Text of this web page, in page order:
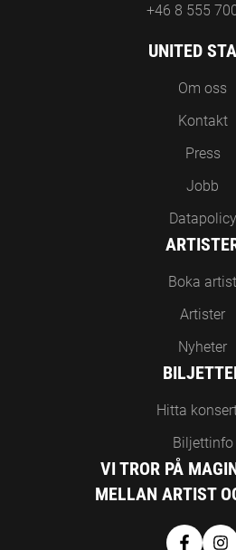
+46 8 555
UNITED
Om oss
Kontakt
Press
Jobb
Datapolicy
Boka artist
Artister
Nyheter
Hitta
Biljettinfo
VI TROR PÅ
MELLAN ARTIST